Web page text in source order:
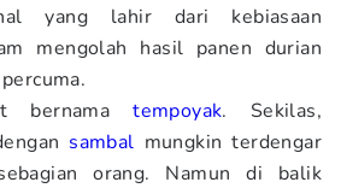
yang lahir dari kebiasaan
mengolah hasil panen durian
bernamatempoyak. Sekilas,
sambal mungkin terdengar
orang. Namun di balik